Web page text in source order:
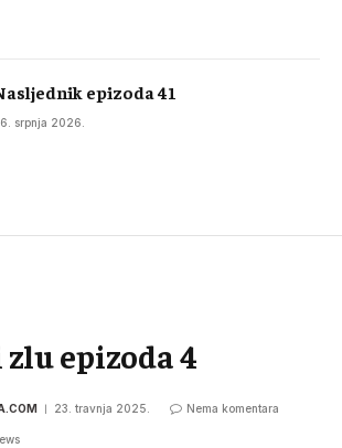
epizoda 41
srpnja 2026.
epizoda 4
23. travnja 2025. Nema komentara